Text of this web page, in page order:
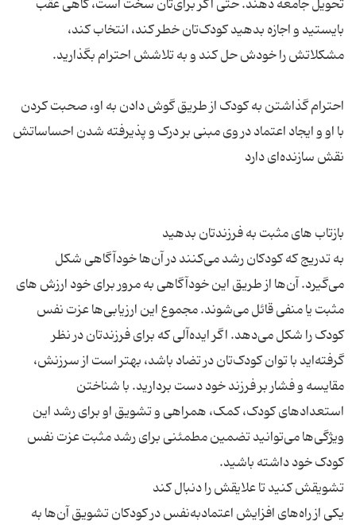
تحویل جامعه دهند. حتی اگر برا‌ی‌تان سخت است، گاهی عقب
بایستید و اجازه بدهید کود‌ک‌تان خطر کند، انتخاب کند،
احترام گذاشتن به کودک از طریق گوش دادن به او، صحبت کردن
با او و ایجاد اعتماد در وی مبنی بر درک و پذیرفته شدن احساساتش
به تدریج که کودکان رشد می‌کنند در آن‌ها خودآگاهی شکل
می‌گیرد. آن‌ها از طریق این خودآگاهی به مرور برای خود ارزش‌ های
مثبت یا منفی قائل می‌شوند. مجموع این ارزیابی‌ها عزت نفس
کودک را شکل می‌دهد. اگر ایده‌آلی که برای فرزندتان در نظر
گرفته‌اید با توان کودک‌تان در تضاد باشد، بهتر است از سرزنش،
مقایسه و فشار بر فرزند خود دست بردارید. با شناختن
استعدادهای کودک، کمک، همراهی و تشویق او برای رشد این
ویژگی‌‌ها می‌توانید تضمین مطمئنی برای رشد مثبت عزت نفس
یکی از راه‌های افزایش اعتمادبه‌نفس در کودکان تشویق آن‌ها به